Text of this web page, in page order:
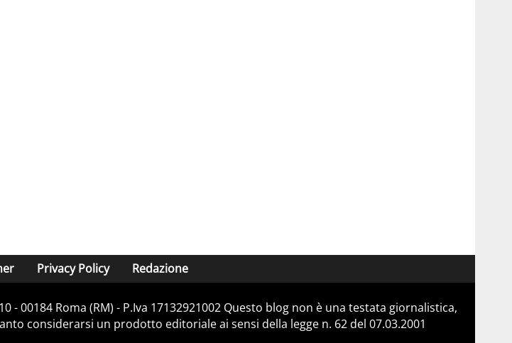
Privacy Policy Redazione
00184 Roma (RM) - P.Iva 17132921002 Questo blog non è una testata giornalistica,
considerarsi un prodotto editoriale ai sensi della legge n. 62 del 07.03.2001